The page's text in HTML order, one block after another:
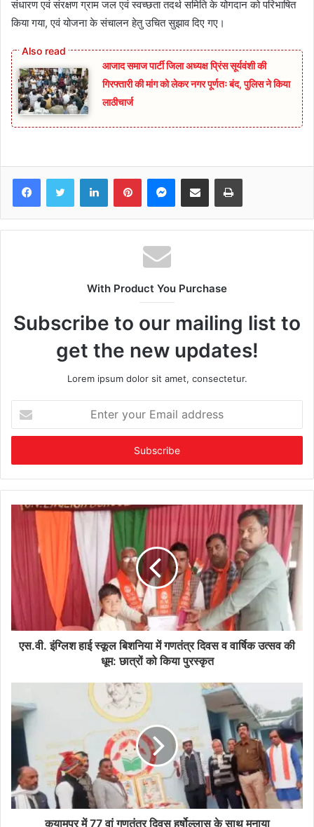
संधारण एवं संरक्षण ग्राम जल एवं स्वच्छता तदर्थ समिति के योगदान को परिभाषित
किया गया, एवं योजना के संचालन हेतु उचित सुझाव दिए गए।
आजाद समाज पार्टी जिला अध्यक्ष प्रिंस सूर्यवंशी की
गिरफ्तारी की मांग को लेकर नगर पूर्णतः बंद, पुलिस ने किया
लाठीचार्ज
FacebookTwitter LinkedInPinterestMessenger
Share via Email Print
With Product You Purchase
Subscribe to our mailing list to
get the new updates!
Lorem ipsum dolor sit amet, consectetur.
your
Email
एस.वी. इंग्लिश हाई स्कूल बिशनिया में गणतंत्र दिवस व वार्षिक उत्सव की
धूम: छात्रों को किया पुरस्कृत
कयामपुर में 77 वां गणतंत्र दिवस हर्षोल्लास के साथ मनाया